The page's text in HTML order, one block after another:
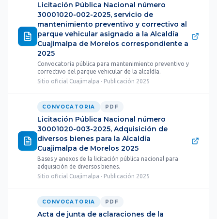
Licitación Pública Nacional número
30001020-002-2025, servicio de
mantenimiento preventivo y correctivo al
parque vehicular asignado a la Alcaldía
Cuajimalpa de Morelos correspondiente a
2025
Convocatoria pública para mantenimiento preventivo y
correctivo del parque vehicular de la alcaldía.
Sitio oficial Cuajimalpa · Publicación 2025
CONVOCATORIA PDF
Licitación Pública Nacional número
30001020-003-2025, Adquisición de
diversos bienes para la Alcaldía
Cuajimalpa de Morelos 2025
Bases y anexos de la licitación pública nacional para
adquisición de diversos bienes.
Sitio oficial Cuajimalpa · Publicación 2025
CONVOCATORIA PDF
Acta de junta de aclaraciones de la